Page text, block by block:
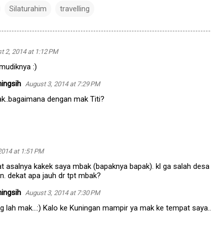
Silaturahim travelling
2, 2014 at 1:12 PM
:)
August 3, 2014 at 7:29 PM
dengan mak Titi?
at 1:51 PM
asalnya kakek saya mbak (bapaknya bapak). kl ga salah desa
dekat apa jauh dr tpt mbak?
August 3, 2014 at 7:30 PM
lah mak...:) Kalo ke Kuningan mampir ya mak ke tempat saya..